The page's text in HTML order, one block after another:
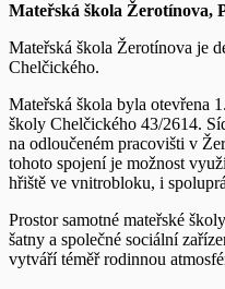
Mateřská škola Žerotínova,
Mateřská škola Žerotínova je
Chelčického.
Mateřská škola byla otevřena
školy Chelčického 43/2614.
na odloučeném pracovišti v
tohoto spojení je možnost
hřiště ve vnitrobloku, i
Prostor samotné mateřské
šatny a společné sociální
vytváří téměř rodinnou